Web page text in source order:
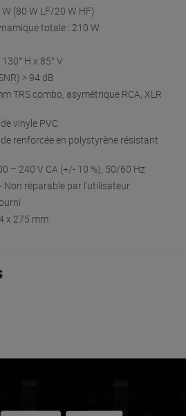
(80 W LF/20 W HF)
totale : 210 W
H x 85° V
> 94 dB
TRS combo, asymétrique RCA, XLR
vinyle PVC
renforcée en polystyrène résistant
– 240 V CA (+/- 10 %), 50/60 Hz
Non réparable par l'utilisateur
x 275 mm